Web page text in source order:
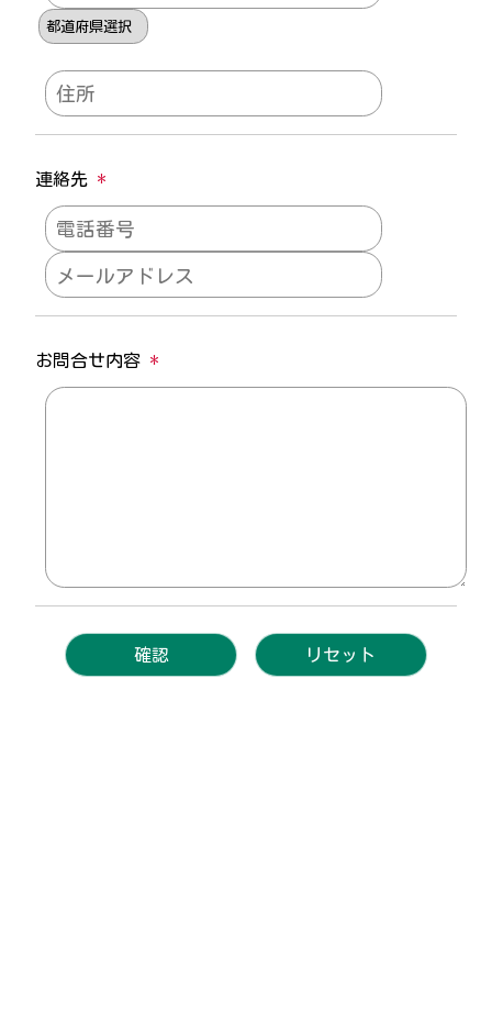
連絡先 *
お問合せ内容 *